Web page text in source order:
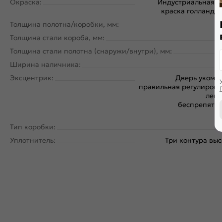
Окраска:
Индустриальная
краска
Толщина полотна/коробки, мм:
Толщина стали короба, мм:
Толщина стали полотна (снаружи/внутри), мм:
Ширина наличника:
Эксцентрик:
Дверь
правильная
Тип коробки:
Уплотнитель:
Три контура